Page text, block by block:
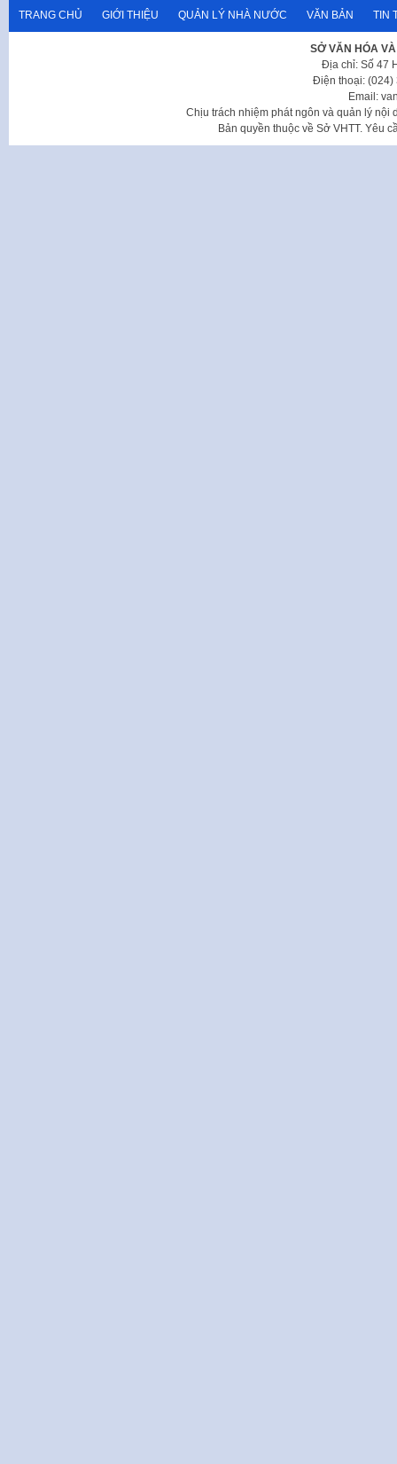
TRANG CHỦ GIỚI THIỆU QUẢN LÝ NHÀ NƯỚC VĂN BẢN TIN
SỞ VĂN HÓA
Địa chỉ: Số 47
Điện thoại: (024)
Email:
Chịu trách nhiệm phát ngôn và quản lý nội
Bản quyền thuộc về Sở VHTT. Yêu